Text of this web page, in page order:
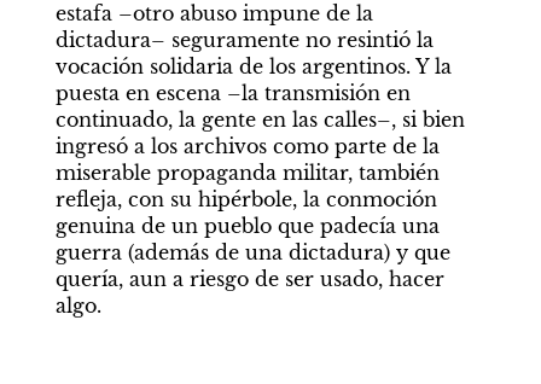
estafa –otro abuso impune de la
dictadura– seguramente no resintió la
vocación solidaria de los argentinos. Y la
puesta en escena –la transmisión en
continuado, la gente en las calles–, si bien
ingresó a los archivos como parte de la
miserable propaganda militar, también
refleja, con su hipérbole, la conmoción
genuina de un pueblo que padecía una
guerra (además de una dictadura) y que
quería, aun a riesgo de ser usado, hacer
algo.